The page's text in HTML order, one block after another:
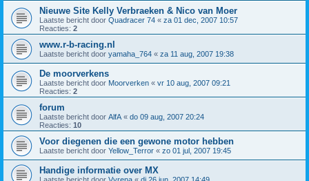
Nieuwe Site Kelly Verbraeken & Nico van Moer
Laatste bericht door Quadracer 74 « za 01 dec, 2007 10:57
Reacties: 2
www.r-b-racing.nl
Laatste bericht door yamaha_764 « za 11 aug, 2007 19:38
De moorverkens
Laatste bericht door Moorverken « vr 10 aug, 2007 09:21
Reacties: 2
forum
Laatste bericht door AlfA « do 09 aug, 2007 20:24
Reacties: 10
Voor diegenen die een gewone motor hebben
Laatste bericht door Yellow_Terror « zo 01 jul, 2007 19:45
Handige informatie over MX